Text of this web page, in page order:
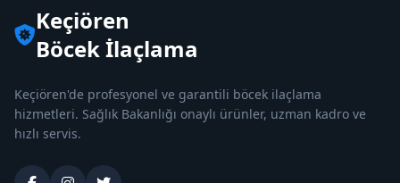
Keçiören
Böcek İlaçlama
Keçiören'de profesyonel ve garantili böcek ilaçlama
hizmetleri. Sağlık Bakanlığı onaylı ürünler, uzman kadro ve
hızlı servis.